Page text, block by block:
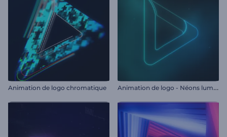
Animation de logo chromatique A
nimation de logo - Néons lumineux